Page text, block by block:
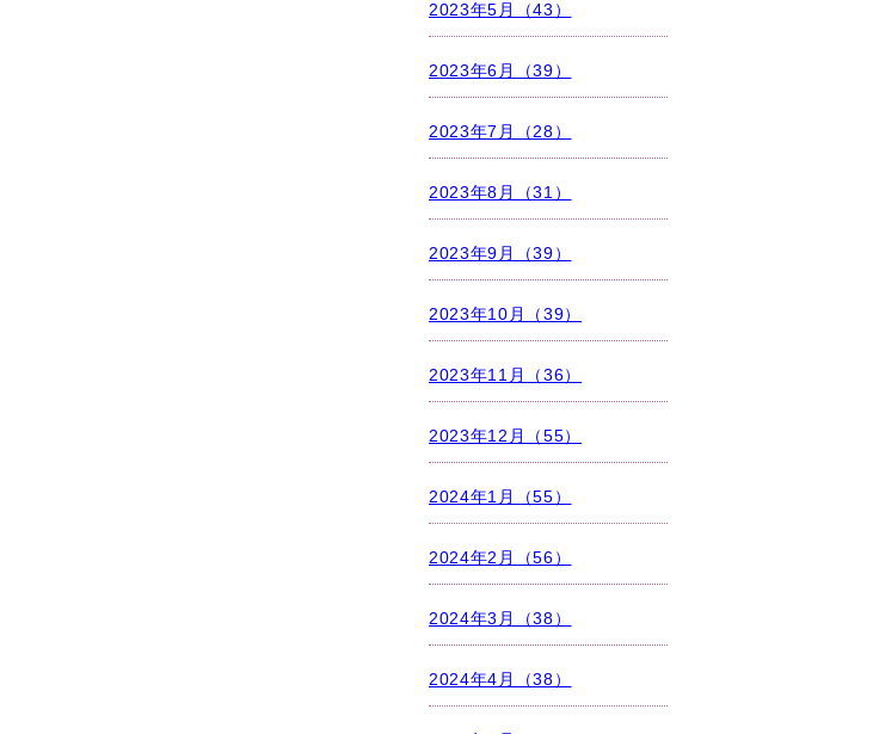
2023年5月（43）
2023年6月（39）
2023年7月（28）
2023年8月（31）
2023年9月（39）
2023年10月（39）
2023年11月（36）
2023年12月（55）
2024年1月（55）
2024年2月（56）
2024年3月（38）
2024年4月（38）